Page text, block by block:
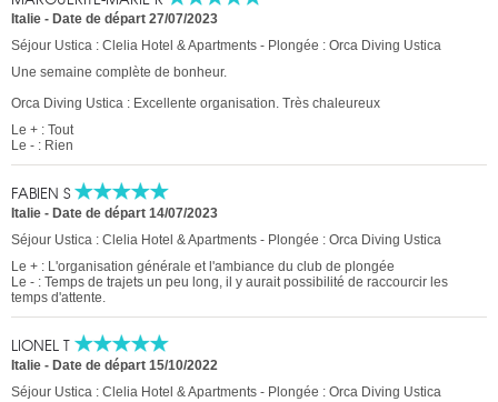
Italie - Date de départ 27/07/2023
Séjour Ustica : Clelia Hotel & Apartments - Plongée : Orca Diving Ustica
Une semaine complète de bonheur.
Orca Diving Ustica : Excellente organisation. Très chaleureux
Le + : Tout
Le - : Rien
FABIEN S
Italie - Date de départ 14/07/2023
Séjour Ustica : Clelia Hotel & Apartments - Plongée : Orca Diving Ustica
Le + : L'organisation générale et l'ambiance du club de plongée
Le - : Temps de trajets un peu long, il y aurait possibilité de raccourcir les
temps d'attente.
LIONEL T
Italie - Date de départ 15/10/2022
Séjour Ustica : Clelia Hotel & Apartments - Plongée : Orca Diving Ustica